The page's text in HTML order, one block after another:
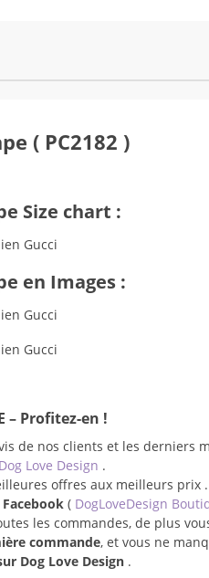
( PC2182 )
Size chart :
en Images :
– Profitez-en !
de nos clients et les derniers
Dog Love Design .
offres aux meilleurs prix .
( DogLoveDesign
les commandes, de plus
commande, et vous ne
Dog Love Design .